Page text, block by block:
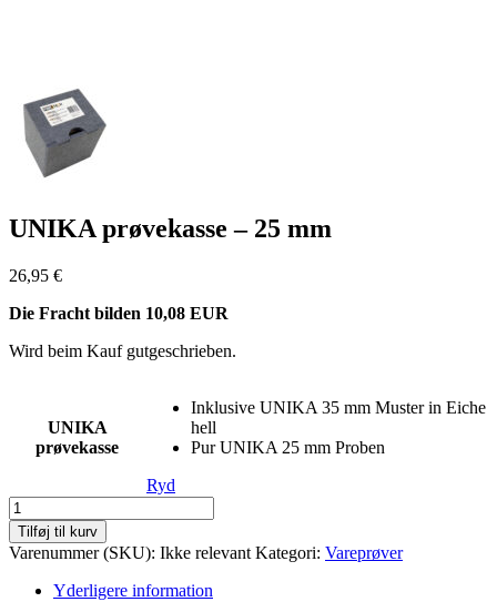
UNIKA prøvekasse – 25 mm
26,95 €
Die Fracht bilden 10,08 EUR
Wird beim Kauf gutgeschrieben.
UNIKA
prøvekasse
Inklusive UNIKA 35 mm Muster in Eiche
hell
Pur UNIKA 25 mm Proben
Ryd
UNIKA
prøvekasse
-
25
Tilføj til kurv
Varenummer (SKU): Ikke relevant Kategori: Vareprøver
Yderligere information